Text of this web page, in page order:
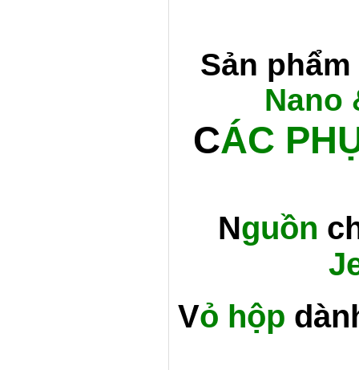
Sản
Nano
CÁC
Nguồn
Vỏ hộp